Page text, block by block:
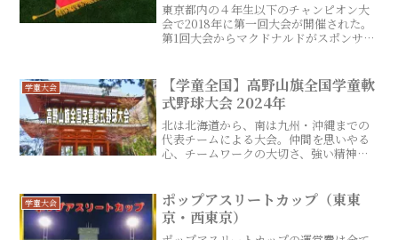
東京都内の４年生以下のチャンピオン大
会で2018年に第一回大会が開催された。
第1回大会からマクドナルドがスポンサー
学童大会
【学童全国】高野山旗全国学童軟
式野球大会 2024年
北は北海道から、南は九州・沖縄までの
代表チームによる大会。仲間を思いやる
心、チームワークの大切さ、強い精神力
に、宿坊に宿泊し、小学生球児としての
精神修養やスポーツマンシップの精神を
学ぶ事を目的に開催されている。
学童大会
ポップアスリートカップ（東東
京・西東京）